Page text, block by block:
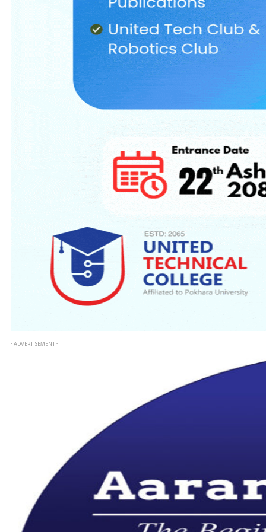
- ADVERTISEMENT -